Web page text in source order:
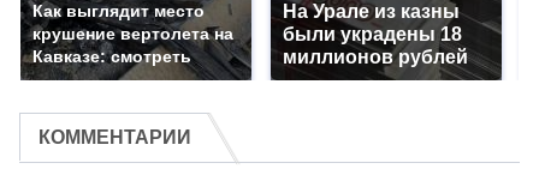
Как выглядит место
крушение вертолета на
Кавказе: смотреть
На Урале из казны
были украдены 18
миллионов рублей
КОММЕНТАРИИ